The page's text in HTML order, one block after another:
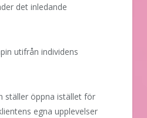
det inledande
utifrån individens
ställer öppna istället för
egna upplevelser